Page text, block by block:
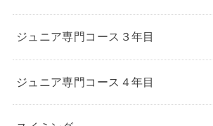
ジュニア専門コース３年目
ジュニア専門コース４年目